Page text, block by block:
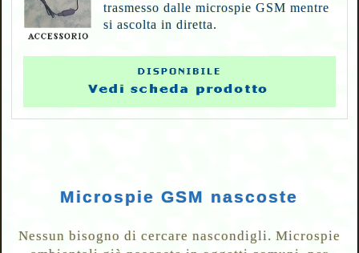
trasmesso dalle microspie GSM mentre
si ascolta in diretta.
Microspie GSM nascoste
Nessun bisogno di cercare nascondigli. Microspie